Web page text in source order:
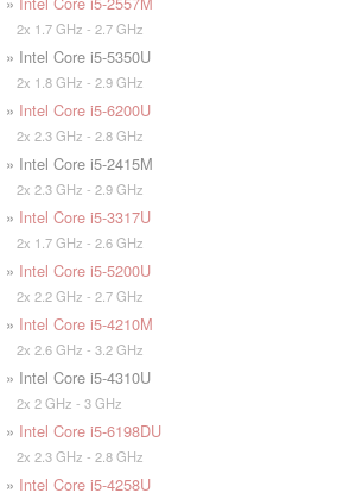
2x 1.7 GHz - 2.7 GHz
» Intel Core i5-5350U
2x 1.8 GHz - 2.9 GHz
» Intel Core i5-6200U
2x 2.3 GHz - 2.8 GHz
» Intel Core i5-2415M
2x 2.3 GHz - 2.9 GHz
» Intel Core i5-3317U
2x 1.7 GHz - 2.6 GHz
» Intel Core i5-5200U
2x 2.2 GHz - 2.7 GHz
» Intel Core i5-4210M
2x 2.6 GHz - 3.2 GHz
» Intel Core i5-4310U
2x 2 GHz - 3 GHz
» Intel Core i5-6198DU
2x 2.3 GHz - 2.8 GHz
» Intel Core i5-4258U